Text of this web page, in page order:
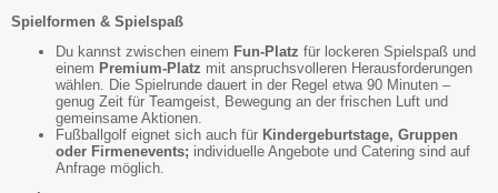
Spielformen & Spielspaß
Du kannst zwischen einem Fun-Platz für lockeren Spielspaß und
einem Premium-Platz mit anspruchsvolleren Herausforderungen
wählen. Die Spielrunde dauert in der Regel etwa 90 Minuten –
genug Zeit für Teamgeist, Bewegung an der frischen Luft und
gemeinsame Aktionen.
Fußballgolf eignet sich auch für Kindergeburtstage, Gruppen
oder Firmenevents; individuelle Angebote und Catering sind auf
Anfrage möglich.